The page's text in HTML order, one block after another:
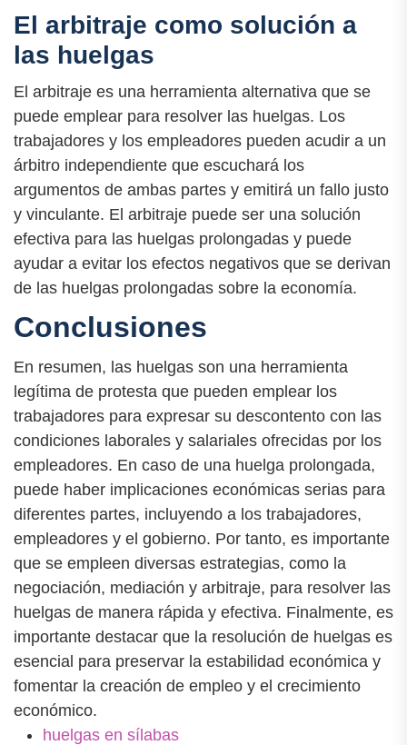
El arbitraje como solución a
las huelgas
El arbitraje es una herramienta alternativa que se
puede emplear para resolver las huelgas. Los
trabajadores y los empleadores pueden acudir a un
árbitro independiente que escuchará los
argumentos de ambas partes y emitirá un fallo justo
y vinculante. El arbitraje puede ser una solución
efectiva para las huelgas prolongadas y puede
ayudar a evitar los efectos negativos que se derivan
de las huelgas prolongadas sobre la economía.
Conclusiones
En resumen, las huelgas son una herramienta
legítima de protesta que pueden emplear los
trabajadores para expresar su descontento con las
condiciones laborales y salariales ofrecidas por los
empleadores. En caso de una huelga prolongada,
puede haber implicaciones económicas serias para
diferentes partes, incluyendo a los trabajadores,
empleadores y el gobierno. Por tanto, es importante
que se empleen diversas estrategias, como la
negociación, mediación y arbitraje, para resolver las
huelgas de manera rápida y efectiva. Finalmente, es
importante destacar que la resolución de huelgas es
esencial para preservar la estabilidad económica y
fomentar la creación de empleo y el crecimiento
económico.
huelgas en sílabas